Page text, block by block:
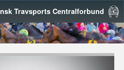
Travsports Centralforbund